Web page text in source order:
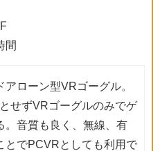
間
ローン型VRゴーグル。
せずVRゴーグルのみでゲ
。音質も良く、無線、有
とでPCVRとしても利用で